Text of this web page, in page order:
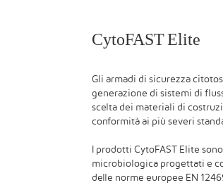
CytoFAST Elite
Gli armadi di sicurezza
generazione di sistemi di
scelta dei materiali di
conformità ai più severi
I prodotti CytoFAST Elite
microbiologica progettati e
delle norme europee EN